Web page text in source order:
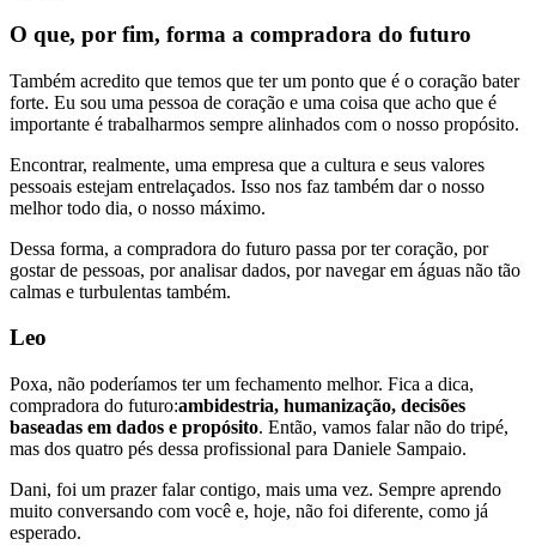
O que, por fim, forma a compradora do futuro
Também acredito que temos que ter um ponto que é o coração bater
forte. Eu sou uma pessoa de coração e uma coisa que acho que é
importante é trabalharmos sempre alinhados com o nosso propósito.
Encontrar, realmente, uma empresa que a cultura e seus valores
pessoais estejam entrelaçados. Isso nos faz também dar o nosso
melhor todo dia, o nosso máximo.
Dessa forma, a compradora do futuro passa por ter coração, por
gostar de pessoas, por analisar dados, por navegar em águas não tão
calmas e turbulentas também.
Leo
Poxa, não poderíamos ter um fechamento melhor. Fica a dica,
compradora do futuro:ambidestria, humanização, decisões
baseadas em dados e propósito. Então, vamos falar não do tripé,
mas dos quatro pés dessa profissional para Daniele Sampaio.
Dani, foi um prazer falar contigo, mais uma vez. Sempre aprendo
muito conversando com você e, hoje, não foi diferente, como já
esperado.